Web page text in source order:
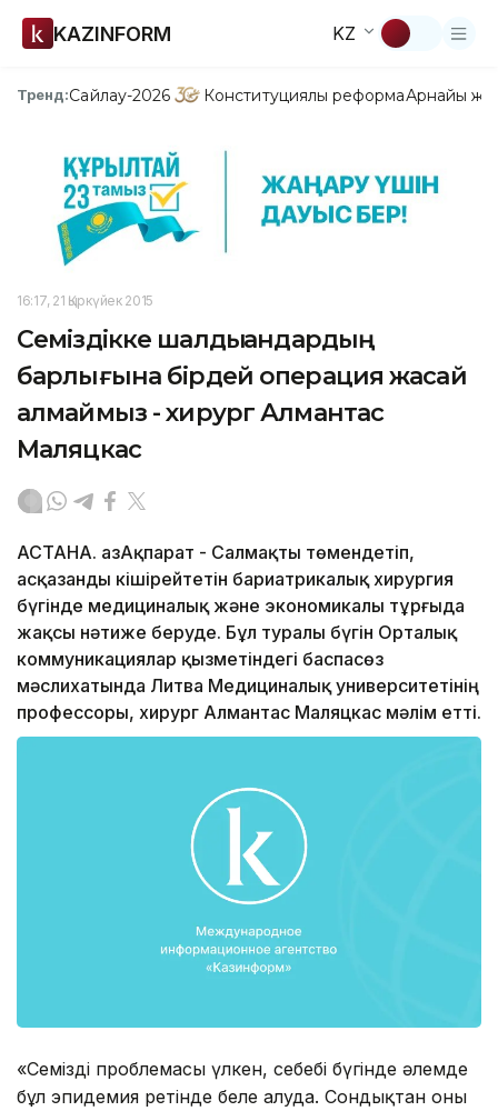
KAZINFORM KZ
Тренд:Сайлау-2026 Конституциялық реформаАрнайы
16:17, 21 Қыркүйек 2015
Семіздікке шалдыққандардың
барлығына бірдей операция жасай
алмаймыз - хирург Алмантас
Маляцкас
АСТАНА. ҚазАқпарат - Салмақты төмендетіп,
асқазанды кішірейтетін бариатрикалық хирургия
бүгінде медициналық және экономикалы тұрғыда
жақсы нәтиже беруде. Бұл туралы бүгін Орталық
коммуникациялар қызметіндегі баспасөз
мәслихатында Литва Медициналық университетінің
профессоры, хирург Алмантас Маляцкас мәлім етті.
«Семіздің проблемасы үлкен, себебі бүгінде әлемде
бұл эпидемия ретінде белең алуда. Сондықтан оны